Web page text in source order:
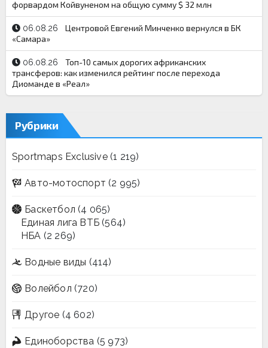
форвардом Койвуненом на общую сумму $ 32 млн
06.08.26
Центровой Евгений Минченко вернулся в БК
«Самара»
06.08.26
Топ-10 самых дорогих африканских
трансферов: как изменился рейтинг после перехода
Диоманде в «Реал»
Рубрики
Sportmaps Exclusive(1 219)
Авто-мотоспорт (2 995)
Баскетбол (4 065)
Единая лига ВТБ (564)
НБА (2 269)
Водные виды (414)
Волейбол (720)
Другое (4 602)
Единоборства (5 973)